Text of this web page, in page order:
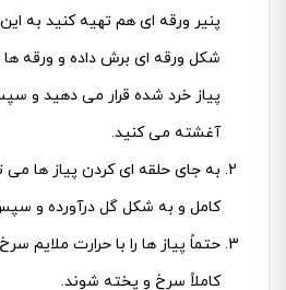
پنیر ورقه ای هم تهیه کنید به
شکل ورقه ای برش داده و ورقه
پیاز خرد شده قرار می دهید و
آغشته می کنید.
به جای حلقه ای کردن پیاز ها می
کامل و به شکل گل درآورده و
حتماً پیاز ها را با حرارت ملایم
کاملاً سرخ و پخته شوند.